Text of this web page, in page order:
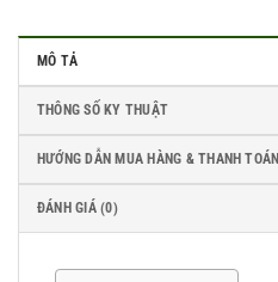
MÔ TẢ
THÔNG SỐ KY THUẬT
HƯỚNG DẪN MUA HÀNG & THANH TOÁN
ĐÁNH GIÁ (0)